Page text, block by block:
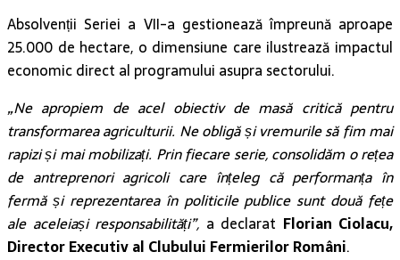
Absolvenții Seriei a VII-a gestionează împreună aproape
25.000 de hectare, o dimensiune care ilustrează impactul
economic direct al programului asupra sectorului.
„Ne apropiem de acel obiectiv de masă critică pentru
transformarea agriculturii. Ne obligă și vremurile să fim mai
rapizi și mai mobilizați. Prin fiecare serie, consolidăm o rețea
de antreprenori agricoli care înțeleg că performanța în
fermă și reprezentarea în politicile publice sunt două fețe
ale aceleiași responsabilități”, a declarat Florian Ciolacu,
Director Executiv al Clubului Fermierilor Români.